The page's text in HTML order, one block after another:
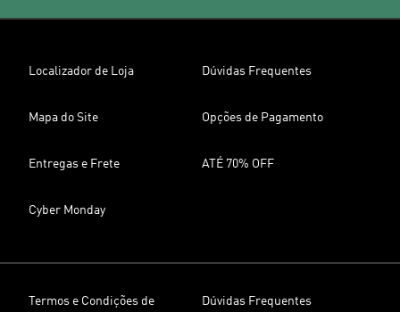
Localizador de Loja Dúvidas Frequentes
Mapa do Site Opções de Pagamento
Entregas e Frete ATÉ 70% OFF
Cyber Monday
Termos e Condições de Dúvidas Frequentes